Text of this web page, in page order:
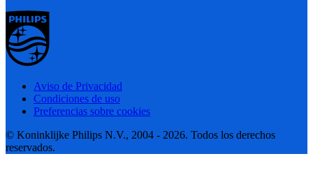
Aviso de Privacidad
Condiciones de uso
Preferencias sobre cookies
© Koninklijke Philips N.V., 2004 - 2026. Todos los derechos
reservados.